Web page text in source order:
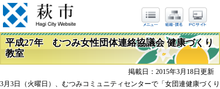
平成27年 むつみ女性団体連絡協議会 健康づくり
教室
掲載日：2015年3月18日更新
3月3日（火曜日）、むつみコミュニティセンターで「女団連健康づくり